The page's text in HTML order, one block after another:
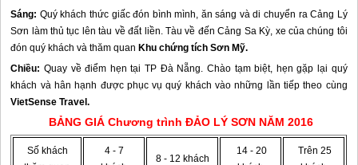
Sáng: Quý khách thức giấc đón bình mình, ăn sáng và di chuyển ra Cảng Lý
Sơn làm thủ tục lên tàu về đất liền. Tàu về đến Cảng Sa Kỳ, xe của chúng tôi
đón quý khách và thăm quan Khu chứng tích Sơn Mỹ.
Chiều: Quay về điểm hẹn tại TP Đà Nẵng. Chào tạm biệt, hẹn gặp lại quý
khách và hân hạnh được phục vụ quý khách vào những lần tiếp theo cùng
VietSense Travel.
BẢNG GIÁ Chương trình ĐẢO LÝ SƠNNĂM 2016
Số khách
4 - 7
8 - 12 khách
14 - 20
Trên 25